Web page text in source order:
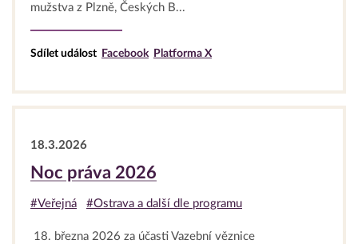
mužstva z Plzně, Českých B...
Sdílet událost Facebook Platforma X
18.3.2026
Noc práva 2026
#Veřejná #Ostrava a další dle programu
18. března 2026 za účasti Vazební věznice